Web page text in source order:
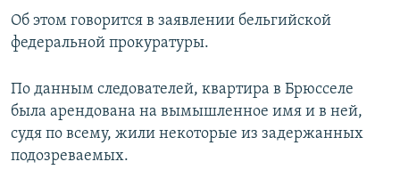
Об этом говорится в заявлении бельгийской
федеральной прокуратуры.
По данным следователей, квартира в Брюсселе
была арендована на вымышленное имя и в ней,
судя по всему, жили некоторые из задержанных
подозреваемых.